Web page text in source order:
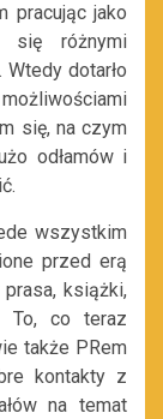
pracując jako
się różnymi
dotarło
się, na czym
odłamów i
wszystkim
przed erą
książki,
To, co teraz
także PRem
kontakty z
na temat